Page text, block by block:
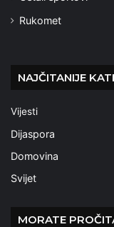
Rukomet
NAJČITANIJE
Vijesti
Dijaspora
Domovina
Svijet
MORATE